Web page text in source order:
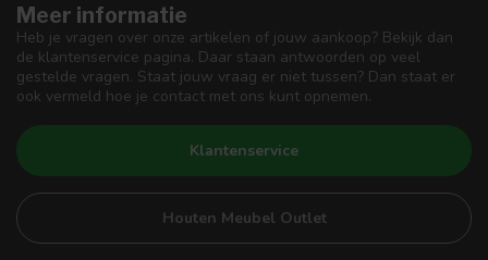
Meer informatie
Heb je vragen over onze artikelen of jouw aankoop? Bekijk dan
de klantenservice pagina. Daar staan antwoorden op veel
gestelde vragen. Staat jouw vraag er niet tussen? Dan staat er
ook vermeld hoe je contact met ons kunt opnemen.
Klantenservice
Houten Meubel Outlet